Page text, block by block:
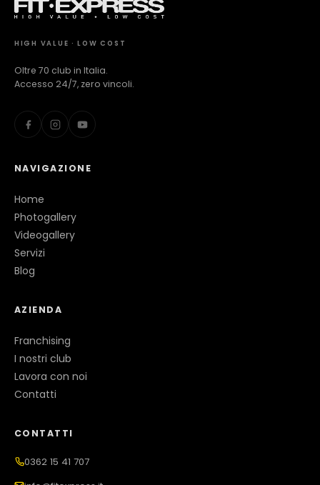
HIGH VALUE · LOW COST
Oltre 70 club in Italia.
Accesso 24/7, zero vincoli.
NAVIGAZIONE
Home
Photogallery
Videogallery
Servizi
Blog
AZIENDA
Franchising
I nostri club
Lavora con noi
Contatti
CONTATTI
0362 15 41 707